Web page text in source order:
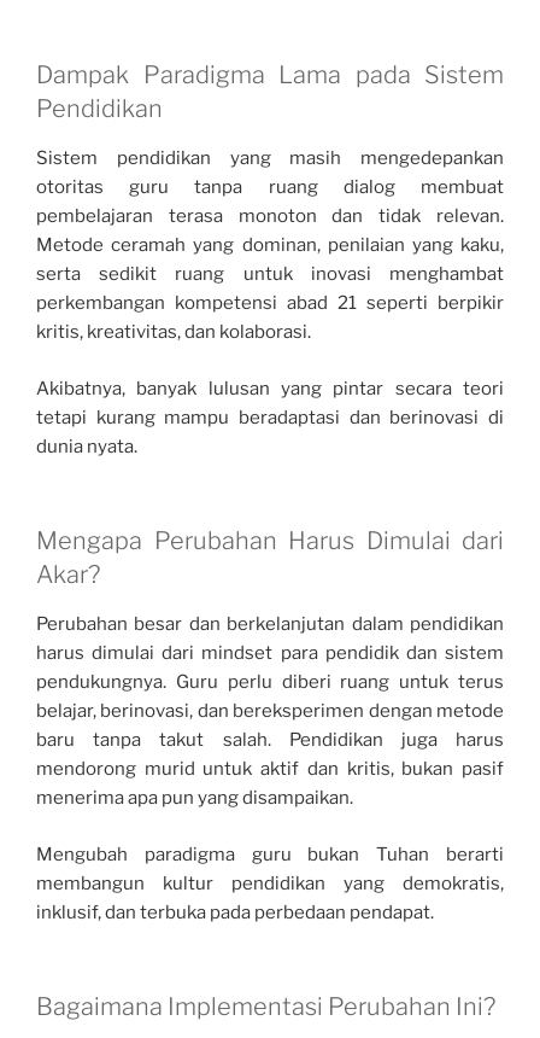
Dampak Paradigma Lama pada Sistem
Pendidikan
Sistem pendidikan yang masih mengedepankan
otoritas guru tanpa ruang dialog membuat
pembelajaran terasa monoton dan tidak relevan.
Metode ceramah yang dominan, penilaian yang kaku,
serta sedikit ruang untuk inovasi menghambat
perkembangan kompetensi abad 21 seperti berpikir
kritis, kreativitas, dan kolaborasi.
Akibatnya, banyak lulusan yang pintar secara teori
tetapi kurang mampu beradaptasi dan berinovasi di
dunia nyata.
Mengapa Perubahan Harus Dimulai dari
Akar?
Perubahan besar dan berkelanjutan dalam pendidikan
harus dimulai dari mindset para pendidik dan sistem
pendukungnya. Guru perlu diberi ruang untuk terus
belajar, berinovasi, dan bereksperimen dengan metode
baru tanpa takut salah. Pendidikan juga harus
mendorong murid untuk aktif dan kritis, bukan pasif
menerima apa pun yang disampaikan.
Mengubah paradigma guru bukan Tuhan berarti
membangun kultur pendidikan yang demokratis,
inklusif, dan terbuka pada perbedaan pendapat.
Bagaimana Implementasi Perubahan Ini?